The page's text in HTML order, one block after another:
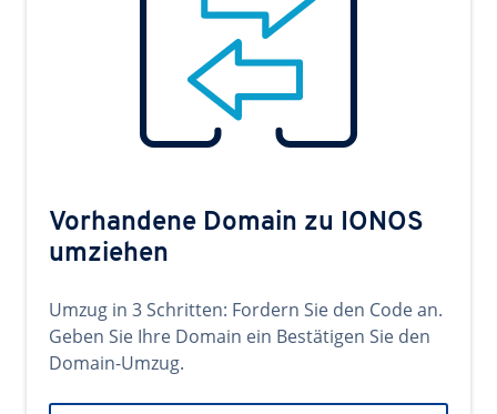
Vorhandene Domain zu IONOS
umziehen
Umzug in 3 Schritten: Fordern Sie den Code an.
Geben Sie Ihre Domain ein Bestätigen Sie den
Domain-Umzug.